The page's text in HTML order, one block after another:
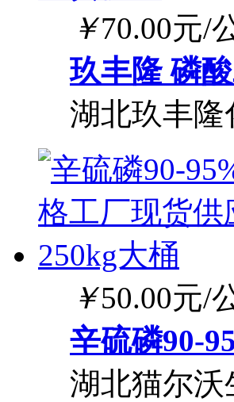
￥70.00元/
玖丰隆 磷
湖北玖丰
￥50.00元/
辛硫磷90-
湖北猫尔